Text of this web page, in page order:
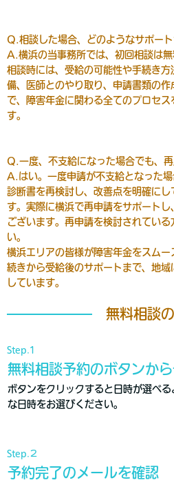
Q.相談した場合、どのようなサポー
A.横浜の当事務所では、初回相談は
相談時には、受給の可能性や手続き
備、医師とのやり取り、申請書類の
で、障害年金に関わる全てのプロセ
す。
Q.一度、不支給になった場合でも、
A.はい。一度申請が不支給となった
診断書を再検討し、改善点を明確に
す。実際に横浜で再申請をサポート
ございます。再申請を検討されてい
い。
横浜エリアの皆様が障害年金をスム
続きから受給後のサポートまで、地
しています。
無料相談
Step.1
無料相談予約のボタンか
ボタンをクリックすると日時が選べ
な日時をお選びください。
Step.２
予約完了のメールを確認